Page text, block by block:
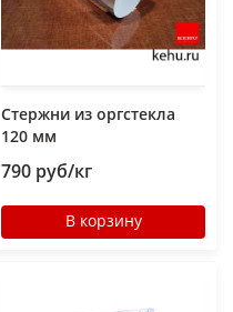
Стержни из оргстекла
120 мм
790 руб/кг
В корзину